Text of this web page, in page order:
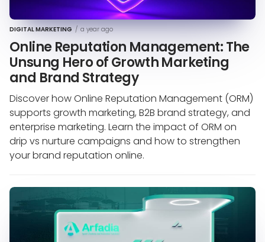
DIGITAL MARKETING / a year ago
Online Reputation Management: The
Unsung Hero of Growth Marketing
and Brand Strategy
Discover how Online Reputation Management (ORM)
supports growth marketing, B2B brand strategy, and
enterprise marketing. Learn the impact of ORM on
drip vs nurture campaigns and how to strengthen
your brand reputation online.